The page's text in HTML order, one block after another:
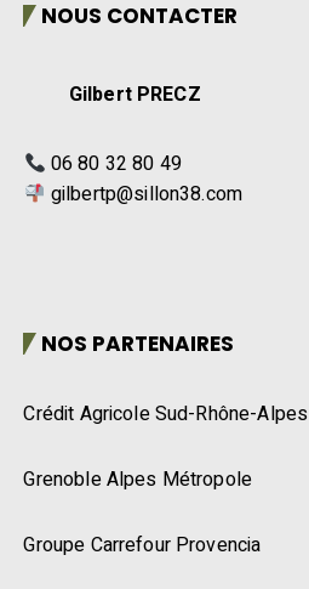
NOUS CONTACTER
Gilbert PRECZ
06 80 32 80 49
gilbertp@sillon38.com
NOS PARTENAIRES
Crédit Agricole Sud-Rhône-Alpes
Grenoble Alpes Métropole
Groupe Carrefour Provencia